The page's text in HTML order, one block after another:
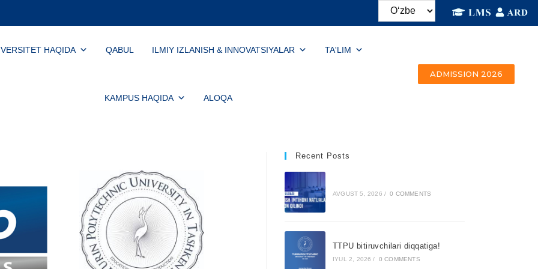
HAQIDA QABUL ILMIY IZLANISH & INNOVATSIYALAR TA'LIM
KAMPUS HAQIDA ALOQA
ADMISSION 2026
Recent Posts
AVGUST 5, 2026 / 0 COMMENTS
TTPU bitiruvchilari diqqatiga!
IYUL 2, 2026 / 0 COMMENTS